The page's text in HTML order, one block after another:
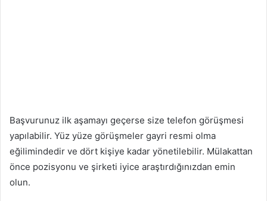
Başvurunuz ilk aşamayı geçerse size telefon görüşmesi
yapılabilir. Yüz yüze görüşmeler gayri resmi olma
eğilimindedir ve dört kişiye kadar yönetilebilir. Mülakattan
önce pozisyonu ve şirketi iyice araştırdığınızdan emin
olun.